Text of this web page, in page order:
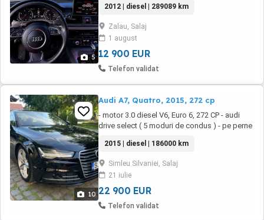
5
R20 Anvelope noi Faruri Matrix LED Volan
sport Lumini ambientale LED Scaune din piele
cu încălzire față Folii pe geamurile spate Audi
Drive Select Sistem ...
2012 | diesel | 289089 km
Zalau, Salaj
1 august
12 900 EUR
Telefon validat
10
Audi A7, Quatro, 2015, 272 cp
- motor 3.0 diesel V6, Euro 6, 272 CP - audi
drive select ( 5 moduri de condus ) - pe perne
less go - line assist - side assist - distronic
plus - functie recunoasterea semnelor de
circulatie - oglinzi electrice incalzite - oglinzi
pliabile electric - navigatie ...
2015 | diesel | 186000 km
Simleu Silvaniei, Salaj
21 iulie
22 900 EUR
Telefon validat